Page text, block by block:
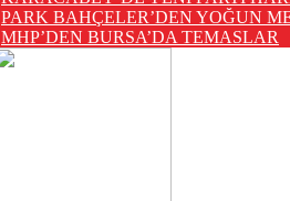
PARK BAHÇELER’DEN YOĞUN
MHP’DEN BURSA’DA TEMASLAR